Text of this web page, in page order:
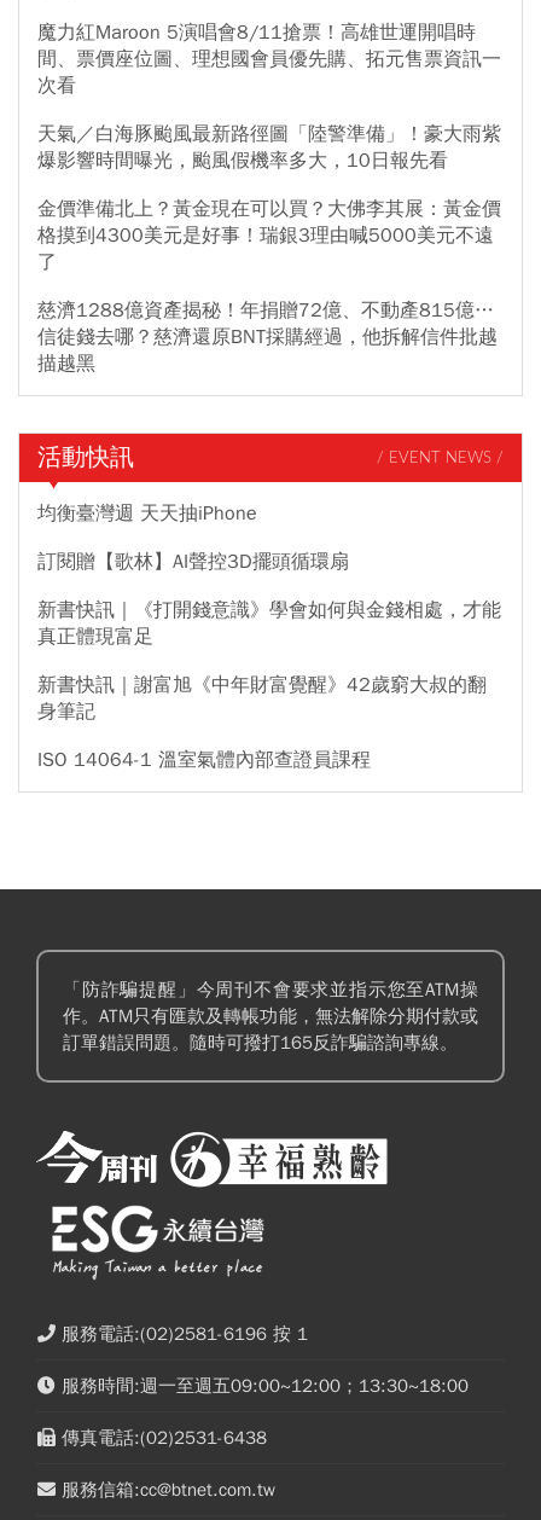
魔力紅Maroon 5演唱會8/11搶票！高雄世運開唱時
間、票價座位圖、理想國會員優先購、拓元售票資訊一
次看
天氣／白海豚颱風最新路徑圖「陸警準備」！豪大雨紫
爆影響時間曝光，颱風假機率多大，10日報先看
金價準備北上？黃金現在可以買？大佛李其展：黃金價
格摸到4300美元是好事！瑞銀3理由喊5000美元不遠
了
慈濟1288億資產揭秘！年捐贈72億、不動產815億…
信徒錢去哪？慈濟還原BNT採購經過，他拆解信件批越
描越黑
活動快訊 / EVENT NEWS /
均衡臺灣週 天天抽iPhone
訂閱贈【歌林】AI聲控3D擺頭循環扇
新書快訊｜《打開錢意識》學會如何與金錢相處，才能
真正體現富足
新書快訊｜謝富旭《中年財富覺醒》42歲窮大叔的翻
身筆記
ISO 14064-1 溫室氣體內部查證員課程
「防詐騙提醒」今周刊不會要求並指示您至ATM操
作。ATM只有匯款及轉帳功能，無法解除分期付款或
訂單錯誤問題。隨時可撥打165反詐騙諮詢專線。
服務電話:(02)2581-6196 按 1
服務時間:週一至週五09:00~12:00；13:30~18:00
傳真電話:(02)2531-6438
服務信箱:cc@btnet.com.tw